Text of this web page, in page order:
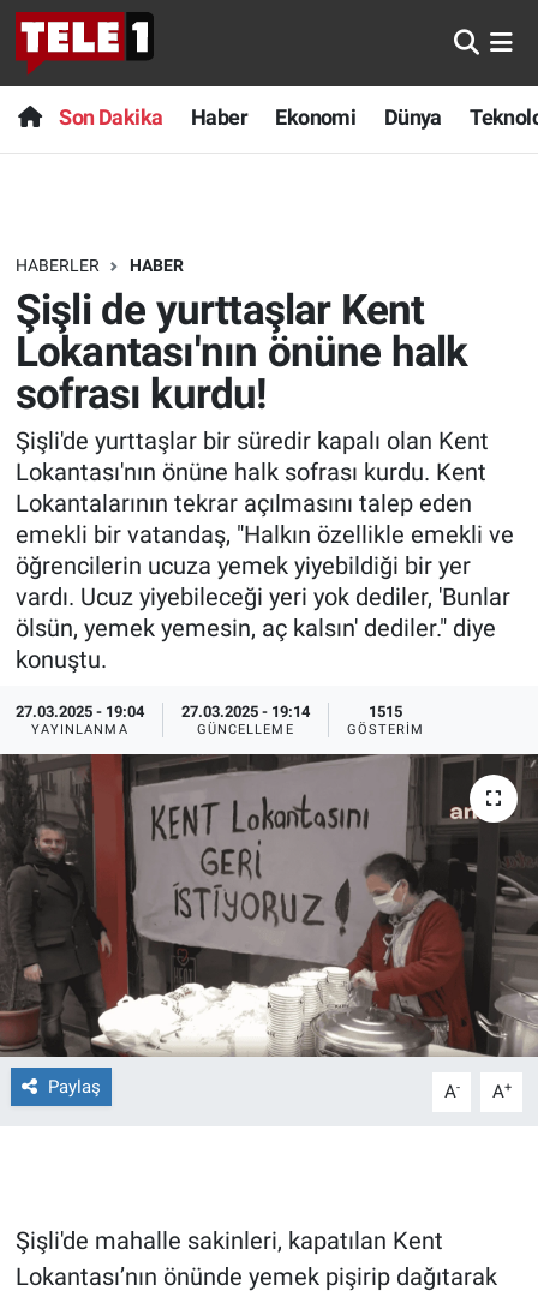
Son Dakika Haber Ekonomi Dünya
HABERLER HABER
Şişli de yurttaşlar Kent
Lokantası'nın önüne halk
sofrası kurdu!
Şişli'de yurttaşlar bir süredir kapalı olan Kent
Lokantası'nın önüne halk sofrası kurdu. Kent
Lokantalarının tekrar açılmasını talep eden
emekli bir vatandaş, "Halkın özellikle emekli ve
öğrencilerin ucuza yemek yiyebildiği bir yer
vardı. Ucuz yiyebileceği yeri yok dediler, 'Bunlar
ölsün, yemek yemesin, aç kalsın' dediler." diye
konuştu.
27.03.2025 - 19:04
YAYINLANMA
27.03.2025 - 19:14
GÜNCELLEME
1515
GÖSTERIM
Paylaş A- A+
Şişli'de mahalle sakinleri, kapatılan Kent
Lokantası’nın önünde yemek pişirip dağıtarak
Anında Manşet
Başka Sohbetler
Bilim turu
Bilim ve Teknoloji Evreni
Doğa Konuşuyor
Dünya
Ege Saati
Ege'den Esintiler
Eğitim
Eğlence
Ekonomi
Forum
Gerçeğin İzinde
Gün Başlıyor
Gün Bitiyor
Gün Ortası
Haber
Son Dakika
Haber
Dünya
Teknoloji
Sağlık
Spor
Yayın Akışı
İletişim
Nöbetçi Eczaneler
Hava Durumu
Trafik Durumu
Süper Lig Puan Durumu ve Fikstür
Tüm Manşetler
Son Dakika Haberleri
Haber Arşivi